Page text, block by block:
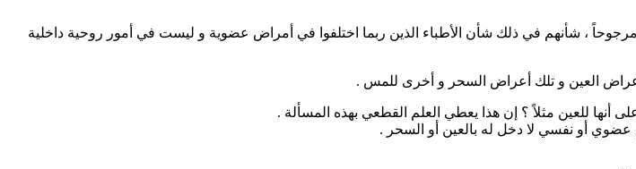
، شأنهم في ذلك شأن الأطباء الذين ربما اختلفوا في أمراض عضوية و ليست في أمور روحية داخلية
العين و تلك أعراض السحر و أخرى للمس .
أنها للعين مثلاً ؟ إن هذا يعطي العلم القطعي بهذه المسألة .
أو نفسي لا دخل له بالعين أو السحر .